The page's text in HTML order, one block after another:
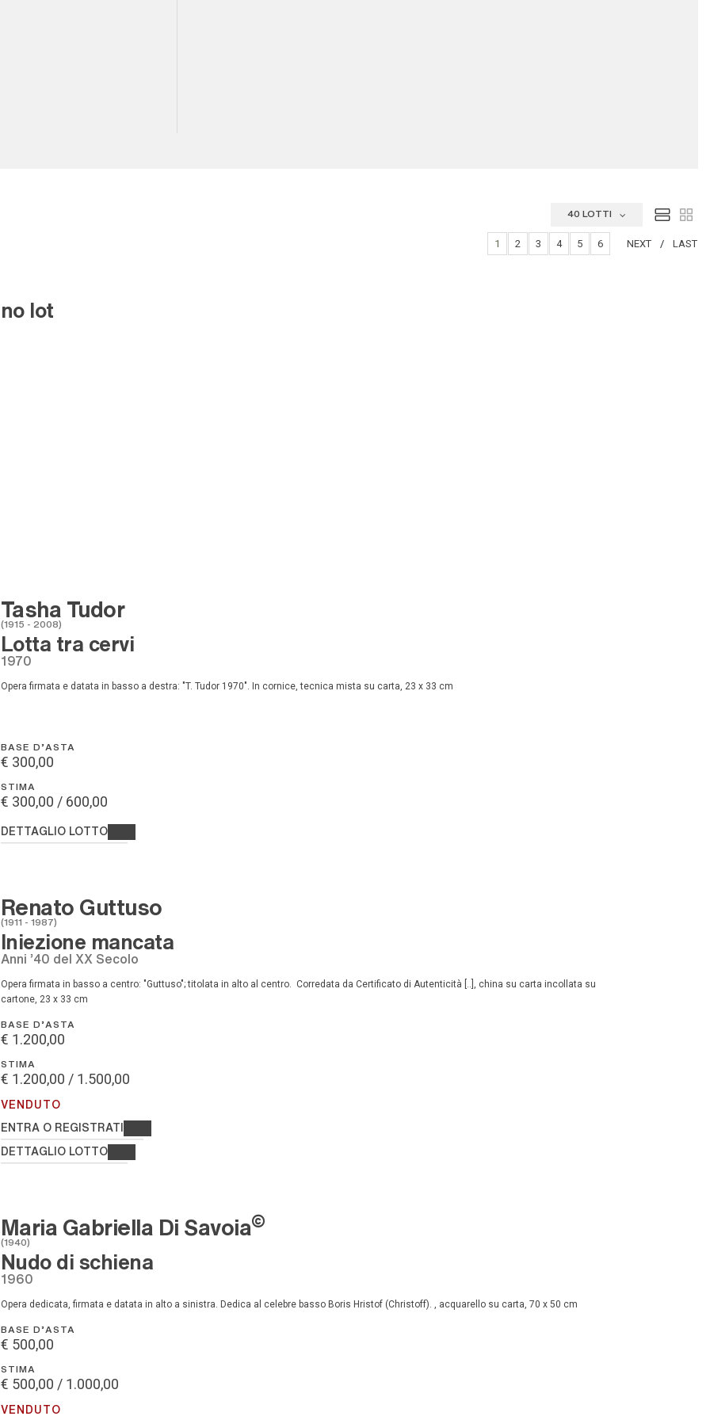
40 LOTTI
1 2 3 4 5 6 NEXT LAST
no lot
Tasha Tudor
(1915 - 2008)
Lotta tra cervi
1970
Opera firmata e datata in basso a destra: "T. Tudor 1970". In cornice, tecnica mista su carta, 23 x 33 cm
BASE D'ASTA
€ 300,00
STIMA
€ 300,00 / 600,00
DETTAGLIO LOTTO
Renato Guttuso
(1911 - 1987)
Iniezione mancata
anni '40 del XX Secolo
Opera firmata in basso a centro: "Guttuso"; titolata in alto al centro. Corredata da Certificato di Autenticità [..], china su carta incollata su
cartone, 23 x 33 cm
BASE D'ASTA
€ 1.200,00
STIMA
€ 1.200,00 / 1.500,00
VENDUTO
ENTRA O REGISTRATI
DETTAGLIO LOTTO
Maria Gabriella Di Savoia©
(1940)
Nudo di schiena
1960
Opera dedicata, firmata e datata in alto a sinistra. Dedica al celebre basso Boris Hristof (Christoff). , acquarello su carta, 70 x 50 cm
BASE D'ASTA
€ 500,00
STIMA
€ 500,00 / 1.000,00
VENDUTO